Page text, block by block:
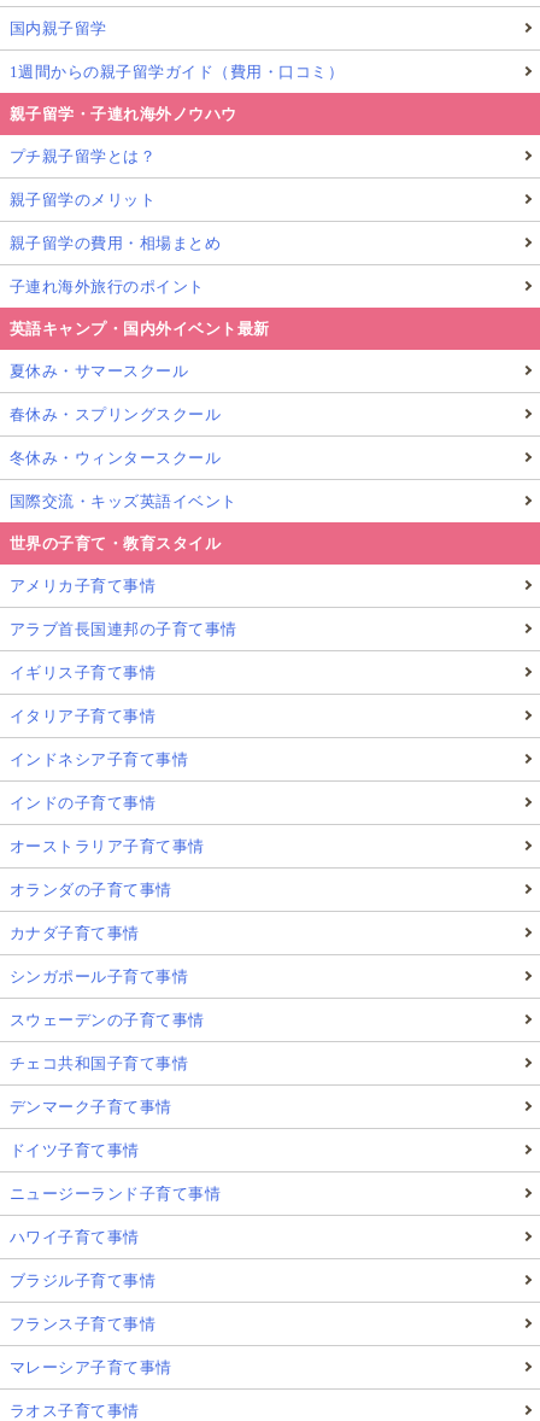
国内親子留学
1週間からの親子留学ガイド（費用・口コミ）
親子留学・子連れ海外ノウハウ
プチ親子留学とは？
親子留学のメリット
親子留学の費用・相場まとめ
子連れ海外旅行のポイント
英語キャンプ・国内外イベント最新
夏休み・サマースクール
春休み・スプリングスクール
冬休み・ウィンタースクール
国際交流・キッズ英語イベント
世界の子育て・教育スタイル
アメリカ子育て事情
アラブ首長国連邦の子育て事情
イギリス子育て事情
イタリア子育て事情
インドネシア子育て事情
インドの子育て事情
オーストラリア子育て事情
オランダの子育て事情
カナダ子育て事情
シンガポール子育て事情
スウェーデンの子育て事情
チェコ共和国子育て事情
デンマーク子育て事情
ドイツ子育て事情
ニュージーランド子育て事情
ハワイ子育て事情
ブラジル子育て事情
フランス子育て事情
マレーシア子育て事情
ラオス子育て事情